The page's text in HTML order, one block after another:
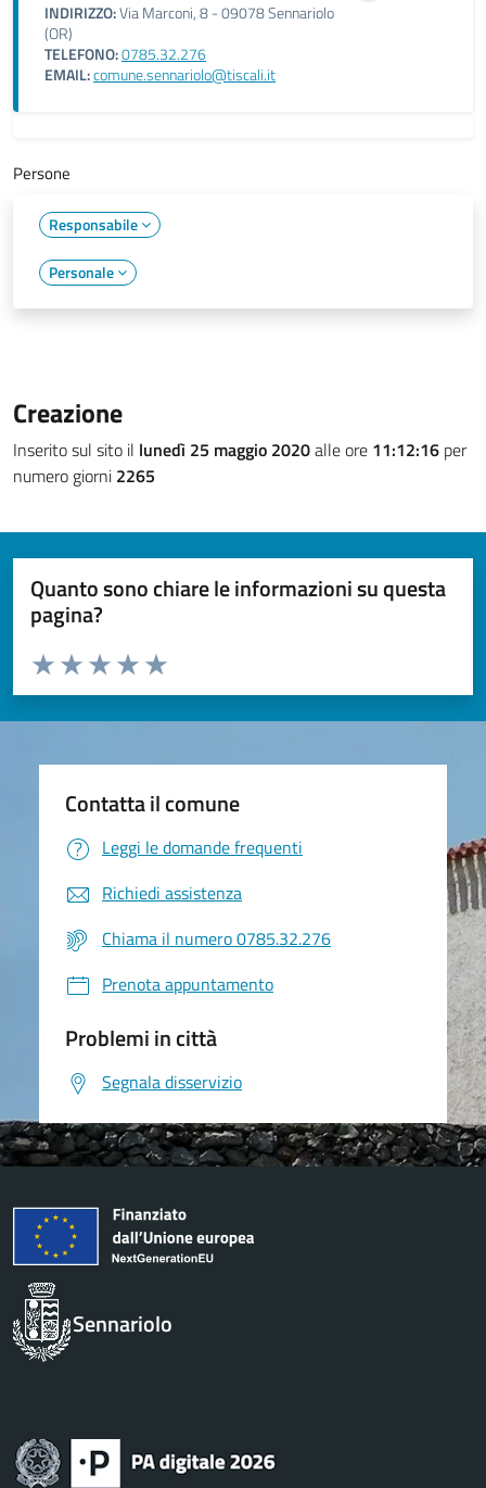
INDIRIZZO:Via Marconi, 8 - 09078 Sennariolo
(OR)
TELEFONO:0785.32.276
EMAIL:comune.sennariolo@tiscali.it
Persone
Responsabile
Personale
Creazione
Inserito sul sito il lunedì 25 maggio 2020alle ore 11:12:16 per
numero giorni 2265
Quanto sono chiare le informazioni su questa
pagina?
Valuta da 1 a 5 stelle la pagina
Valuta 5 stelle su 5
Valuta 4 stelle su 5
Valuta 3 stelle su 5
Valuta 2 stelle su 5
Valuta 1 stelle su 5
Contatta il comune
Leggi le domande frequenti
Richiedi assistenza
Chiama il numero 0785.32.276
Prenota appuntamento
Problemi in città
Segnala disservizio
Sennariolo